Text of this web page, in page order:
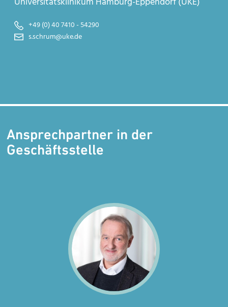
+49 (0) 40 7410 - 54290
s.schrum@uke.de
Ansprechpartner in der
Geschäftsstelle